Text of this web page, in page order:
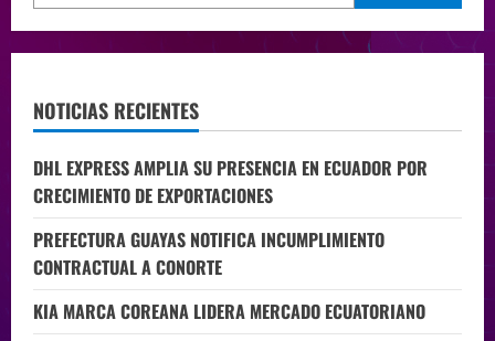
NOTICIAS RECIENTES
DHL EXPRESS AMPLIA SU PRESENCIA EN ECUADOR POR
CRECIMIENTO DE EXPORTACIONES
PREFECTURA GUAYAS NOTIFICA INCUMPLIMIENTO
CONTRACTUAL A CONORTE
KIA MARCA COREANA LIDERA MERCADO ECUATORIANO